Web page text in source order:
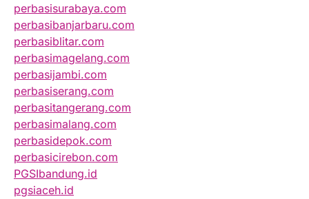
perbasisurabaya.com
perbasibanjarbaru.com
perbasiblitar.com
perbasimagelang.com
perbasijambi.com
perbasiserang.com
perbasitangerang.com
perbasimalang.com
perbasidepok.com
perbasicirebon.com
PGSIbandung.id
pgsiaceh.id